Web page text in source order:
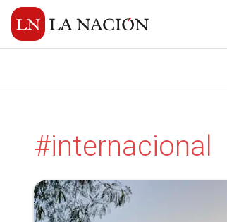
#internacional